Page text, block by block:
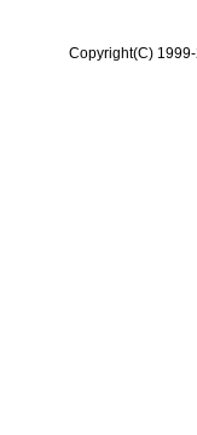
Copyright(C)